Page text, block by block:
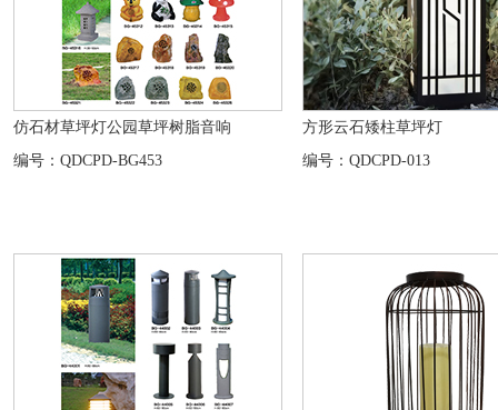
仿石材草坪灯公园草坪树脂音响
编号：QDCPD-BG453
方形云石矮柱草坪灯
编号：QDCPD-013